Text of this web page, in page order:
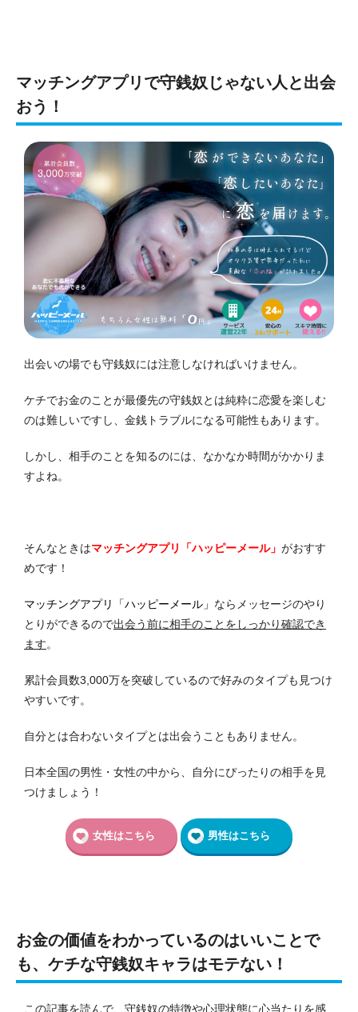
マッチングアプリで守銭奴じゃない人と出会
おう！
出会いの場でも守銭奴には注意しなければいけません。
ケチでお金のことが最優先の守銭奴とは純粋に恋愛を楽しむ
のは難しいですし、金銭トラブルになる可能性もあります。
しかし、相手のことを知るのには、なかなか時間がかかりま
すよね。
そんなときはマッチングアプリ「ハッピーメール」 がおすす
めです！
マッチングアプリ「ハッピーメール」 ならメッセージのやり
とりができるので出会う前に相手のことをしっかり確認でき
ます。
累計会員数3,000万を突破しているので好みのタイプも見つけ
やすいです。
自分とは合わないタイプとは出会うこともありません。
日本全国の男性・女性の中から、自分にぴったりの相手を見
つけましょう！
女性はこちら 男性はこちら
お金の価値をわかっているのはいいことで
も、ケチな守銭奴キャラはモテない！
この記事を読んで、守銭奴の特徴や心理状態に心当たりを感